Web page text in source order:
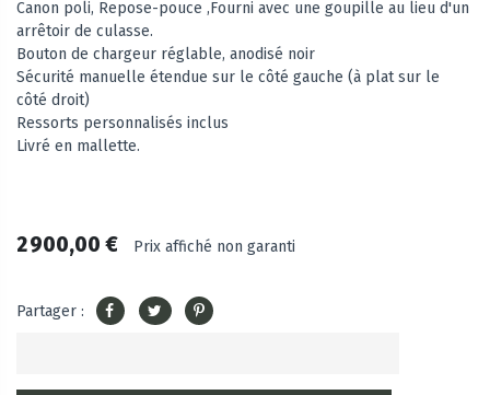
Canon poli, Repose-pouce ,Fourni avec une goupille au lieu d'un
arrêtoir de culasse.
Bouton de chargeur réglable, anodisé noir
Sécurité manuelle étendue sur le côté gauche (à plat sur le
côté droit)
Ressorts personnalisés inclus
Livré en mallette.
2 900,00 € Prix affiché non garanti
Partager :